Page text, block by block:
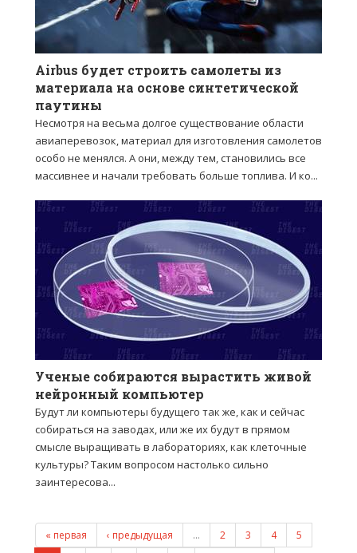
Airbus будет строить самолеты из
материала на основе синтетической
паутины
Несмотря на весьма долгое существование области
авиаперевозок, материал для изготовления самолетов
особо не менялся. А они, между тем, становились все
массивнее и начали требовать больше топлива. И ко...
Ученые собираются вырастить живой
нейронный компьютер
Будут ли компьютеры будущего так же, как и сейчас
собираться на заводах, или же их будут в прямом
смысле выращивать в лабораториях, как клеточные
культуры? Таким вопросом настолько сильно
заинтересова...
« первая ‹ предыдущая … 2 3 4
5